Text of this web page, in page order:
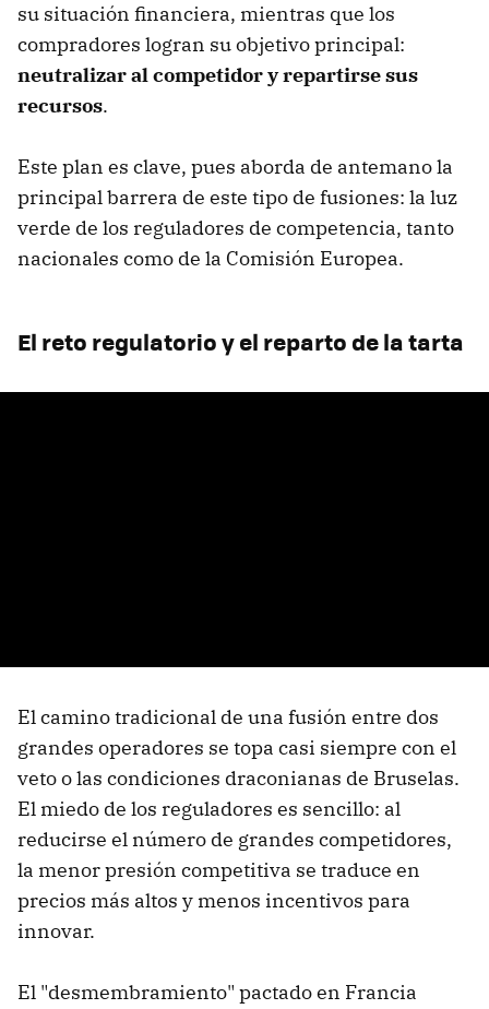
su situación financiera, mientras que los
compradores logran su objetivo principal:
neutralizar al competidor y repartirse sus
recursos.
Este plan es clave, pues aborda de antemano la
principal barrera de este tipo de fusiones: la luz
verde de los reguladores de competencia, tanto
nacionales como de la Comisión Europea.
El reto regulatorio y el reparto de la tarta
El camino tradicional de una fusión entre dos
grandes operadores se topa casi siempre con el
veto o las condiciones draconianas de Bruselas.
El miedo de los reguladores es sencillo: al
reducirse el número de grandes competidores,
la menor presión competitiva se traduce en
precios más altos y menos incentivos para
innovar.
El "desmembramiento" pactado en Francia